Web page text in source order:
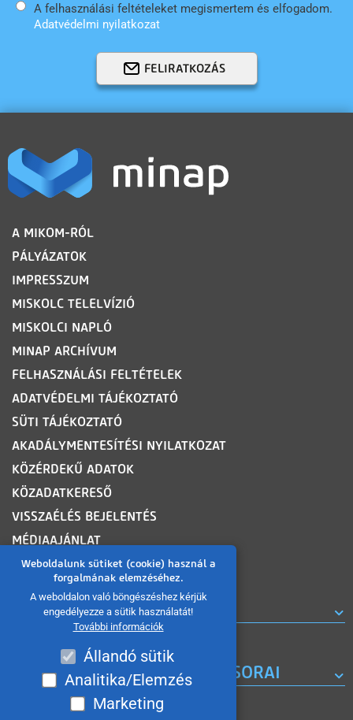
Weboldalunk sütiket (cookie) használ a
forgalmának elemzéséhez.
A weboldalon való böngészéshez kérjük
engedélyezze a sütik használatát!
További információk
Állandó sütik
Analitika/Elemzés
Marketing
A felhasználási feltételeket megismertem és elfogadom.
Adatvédelmi nyilatkozat
FELIRATKOZÁS
LÁBLÉC
A MIKOM-RÓL
PÁLYÁZATOK
IMPRESSZUM
MISKOLC TELELVÍZIÓ
MISKOLCI NAPLÓ
MINAP ARCHÍVUM
FELHASZNÁLÁSI FELTÉTELEK
ADATVÉDELMI TÁJÉKOZTATÓ
SÜTI TÁJÉKOZTATÓ
AKADÁLYMENTESÍTÉSI NYILATKOZAT
KÖZÉRDEKŰ ADATOK
KÖZADATKERESŐ
VISSZAÉLÉS BEJELENTÉS
MÉDIAAJÁNLAT
OLDALTÉRKÉP
ROVATOK
A MISKOLC TV KORÁBBI MŰSORAI